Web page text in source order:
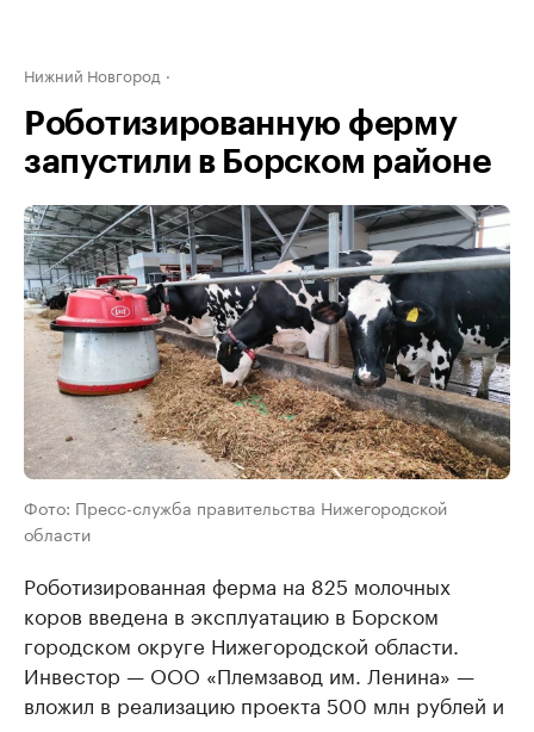
Нижний Новгород
Роботизированную ферму
запустили в Борском районе
Фото: Пресс-служба правительства Нижегородской
области
Роботизированная ферма на 825 молочных
коров введена в эксплуатацию в Борском
городском округе Нижегородской области.
Инвестор — ООО «Племзавод им. Ленина» —
вложил в реализацию проекта 500 млн рублей и